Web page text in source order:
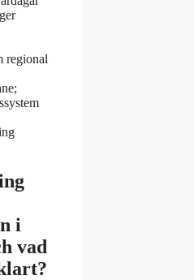
regional
i
vad